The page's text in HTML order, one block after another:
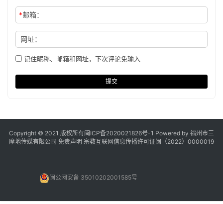
*邮箱：
网址：
记住昵称、邮箱和网址，下次评论免输入
提交
Copyright © 2021 版权所有闽ICP备2020021826号-1 Powered by 福州市三
摩地传媒有限公司 免责声明 宗教互联网信息传播许可证闽（2022）0000019
闽公网安备 35010202001585号